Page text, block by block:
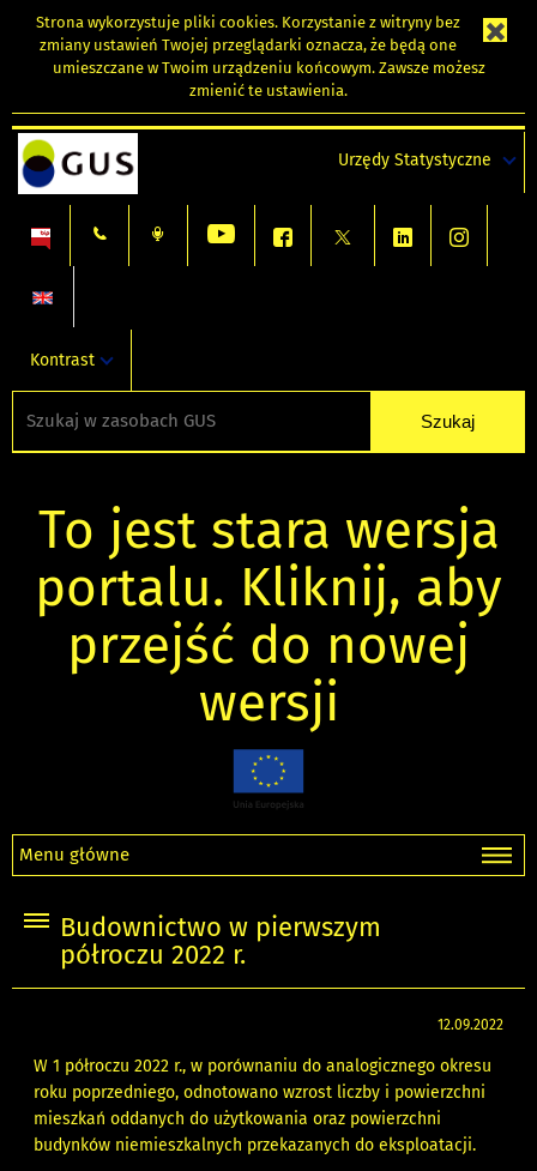
Strona wykorzystuje pliki cookies. Korzystanie z witryny bez
zmiany ustawień Twojej przeglądarki oznacza, że będą one
umieszczane w Twoim urządzeniu końcowym. Zawsze możesz
zmienić te ustawienia.
Urzędy Statystyczne
Kontrast
To jest stara wersja
portalu. Kliknij, aby
przejść do nowej
wersji
Menu główne
Budownictwo w pierwszym
półroczu 2022 r.
12.09.2022
W 1 półroczu 2022 r., w porównaniu do analogicznego okresu
roku poprzedniego, odnotowano wzrost liczby i powierzchni
mieszkań oddanych do użytkowania oraz powierzchni
budynków niemieszkalnych przekazanych do eksploatacji.